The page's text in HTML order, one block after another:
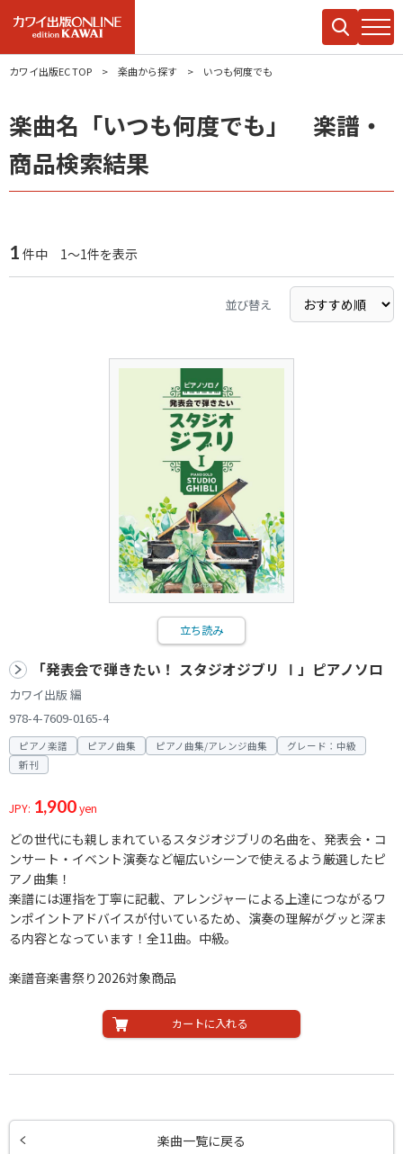
カワイ出版EC TOP 楽曲から探す いつも何度でも
楽曲名「いつも何度でも」 楽譜・
商品検索結果
1 件中 1～1件を表示
並び替え
立ち読み
「発表会で弾きたい！ スタジオジブリ Ⅰ」ピアノソロ
カワイ出版 編
978-4-7609-0165-4
ピアノ楽譜 ピアノ曲集 ピアノ曲集/アレンジ曲集
グレード：中級
新刊
JPY: 1,900yen
どの世代にも親しまれているスタジオジブリの名曲を、発表会・コ
ンサート・イベント演奏など幅広いシーンで使えるよう厳選したピ
アノ曲集！
楽譜には運指を丁寧に記載、アレンジャーによる上達につながるワ
ンポイントアドバイスが付いているため、演奏の理解がグッと深ま
る内容となっています！全11曲。中級。
楽譜音楽書祭り2026対象商品
カートに入れる
楽曲一覧に戻る